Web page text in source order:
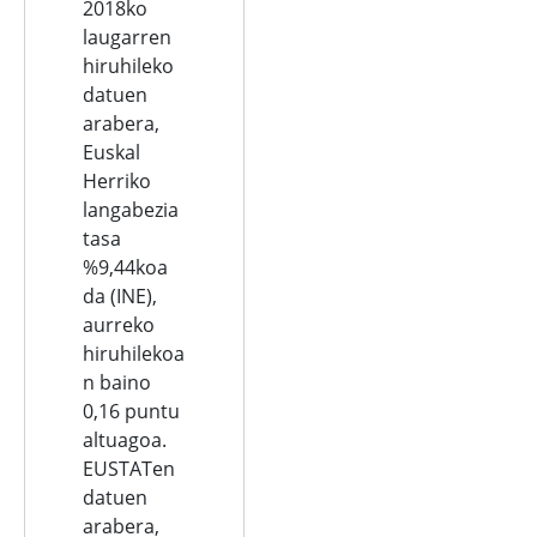
2018ko
laugarren
hiruhileko
datuen
arabera,
Euskal
Herriko
langabezia
tasa
%9,44koa
da (INE),
aurreko
hiruhilekoa
n baino
0,16 puntu
altuagoa.
EUSTATen
datuen
arabera,